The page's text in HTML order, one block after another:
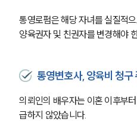
통영로펌은 해당 자녀를 실질적
양육권자 및 친권자를 변경해야
통영변호사, 양육비 청구
의뢰인의 배우자는 이혼 이후부
급하지 않았습니다.